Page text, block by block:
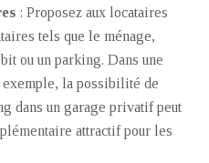
: Proposez aux locataires
tels que le ménage,
ou un parking. Dans une
exemple, la possibilité de
dans un garage privatif peut
attractif pour les